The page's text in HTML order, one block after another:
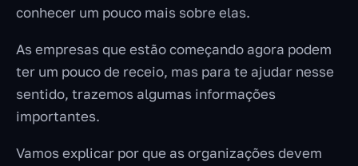
conhecer um pouco mais sobre elas.
As empresas que estão começando agora podem
ter um pouco de receio, mas para te ajudar nesse
sentido, trazemos algumas informações
importantes.
Vamos explicar por que as organizações devem